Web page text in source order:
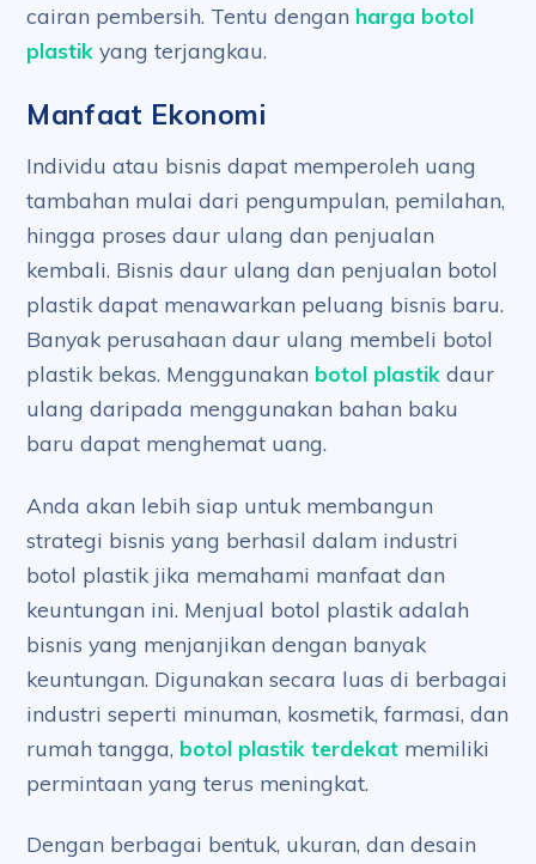
cairan pembersih. Tentu dengan harga botol
plastik yang terjangkau.
Manfaat Ekonomi
Individu atau bisnis dapat memperoleh uang
tambahan mulai dari pengumpulan, pemilahan,
hingga proses daur ulang dan penjualan
kembali. Bisnis daur ulang dan penjualan botol
plastik dapat menawarkan peluang bisnis baru.
Banyak perusahaan daur ulang membeli botol
plastik bekas. Menggunakan botol plastik daur
ulang daripada menggunakan bahan baku
baru dapat menghemat uang.
Anda akan lebih siap untuk membangun
strategi bisnis yang berhasil dalam industri
botol plastik jika memahami manfaat dan
keuntungan ini. Menjual botol plastik adalah
bisnis yang menjanjikan dengan banyak
keuntungan. Digunakan secara luas di berbagai
industri seperti minuman, kosmetik, farmasi, dan
rumah tangga, botol plastik terdekat memiliki
permintaan yang terus meningkat.
Dengan berbagai bentuk, ukuran, dan desain